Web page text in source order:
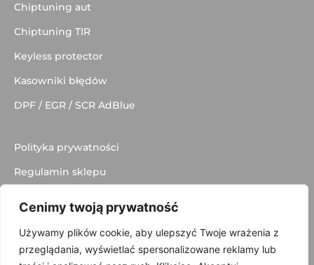
Cenimy twoją prywatność
Używamy plików cookie, aby ulepszyć Twoje wrażenia z
przeglądania, wyświetlać spersonalizowane reklamy lub
Chiptuning aut
Chiptuning TIR
Keyless protector
Kasowniki błędów
DPF / EGR / SCR AdBlue
Polityka prywatności
Regulamin sklepu